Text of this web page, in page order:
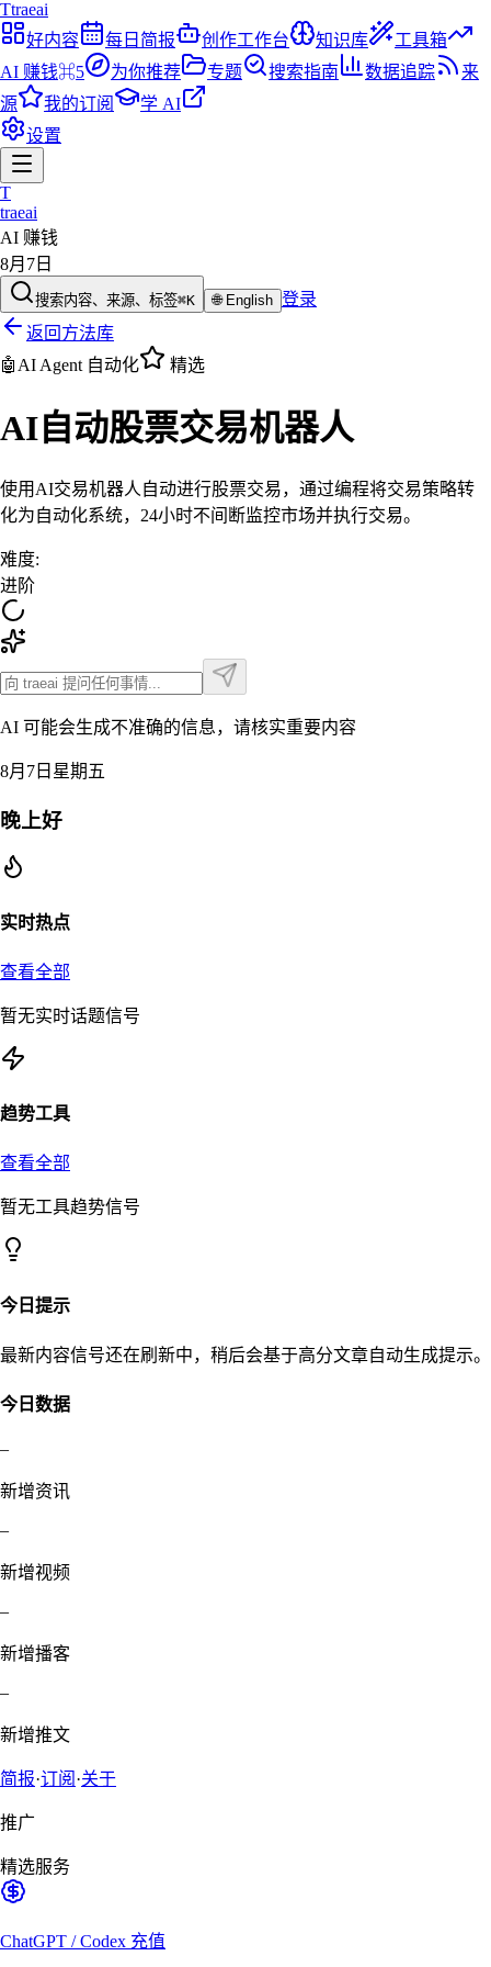
Ttraeai
好内容
每日简报 创作工作台 知识库
工具箱
AI 赚钱⌘5 为你推荐 专题 搜索指南 数据追踪
来
源
我的订阅
学 AI
设置
T
traeai
AI 赚钱
8月7日
搜索内容、来源、标签⌘K 🌐 English 登录
返回方法库
🤖 AI Agent 自动化 精选
AI自动股票交易机器人
使用AI交易机器人自动进行股票交易，通过编程将交易策略转
化为自动化系统，24小时不间断监控市场并执行交易。
难度:
进阶
AI 可能会生成不准确的信息，请核实重要内容
8月7日星期五
晚上好
实时热点
查看全部
暂无实时话题信号
趋势工具
查看全部
暂无工具趋势信号
今日提示
最新内容信号还在刷新中，稍后会基于高分文章自动生成提示。
今日数据
–
新增资讯
–
新增视频
–
新增播客
–
新增推文
简报·订阅 ·关于
推广
精选服务
ChatGPT / Codex 充值